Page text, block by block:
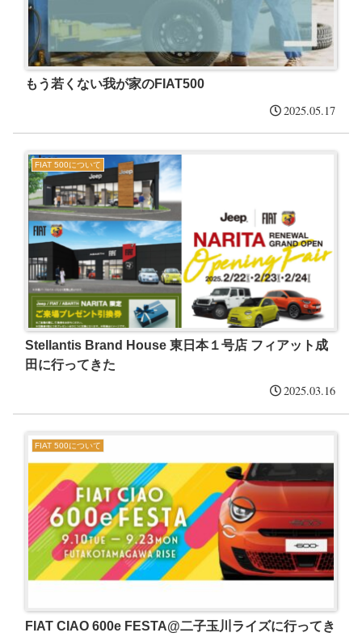
もう若くない我が家のFIAT500
2025.05.17
FIAT 500について
Stellantis Brand House 東日本１号店 フィアット成
田に行ってきた
2025.03.16
FIAT 500について
FIAT CIAO 600e FESTA@二子玉川ライズに行ってき